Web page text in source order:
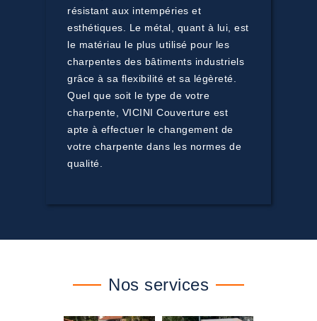
résistant aux intempéries et
esthétiques. Le métal, quant à lui, est
le matériau le plus utilisé pour les
charpentes des bâtiments industriels
grâce à sa flexibilité et sa légèreté.
Quel que soit le type de votre
charpente, VICINI Couverture est
apte à effectuer le changement de
votre charpente dans les normes de
qualité.
Nos services